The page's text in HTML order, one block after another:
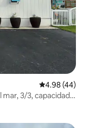
Calificación
4.98 (44)
3/3, capacidad